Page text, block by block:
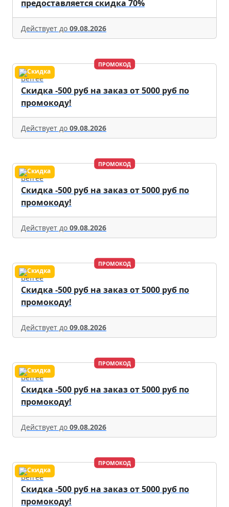
предоставляется скидка 70%
Действует до 09.08.2026
ПРОМОКОД
Befree
Скидка -500 руб на заказ от 5000 руб по
промокоду!
Действует до 09.08.2026
ПРОМОКОД
Befree
Скидка -500 руб на заказ от 5000 руб по
промокоду!
Действует до 09.08.2026
ПРОМОКОД
Befree
Скидка -500 руб на заказ от 5000 руб по
промокоду!
Действует до 09.08.2026
ПРОМОКОД
Befree
Скидка -500 руб на заказ от 5000 руб по
промокоду!
Действует до 09.08.2026
ПРОМОКОД
Befree
Скидка -500 руб на заказ от 5000 руб по
промокоду!